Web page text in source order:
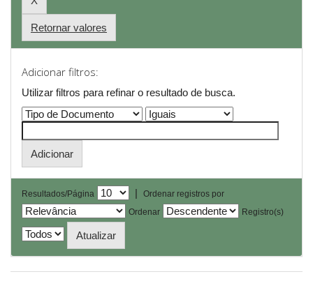
Retornar valores
Adicionar filtros:
Utilizar filtros para refinar o resultado de busca.
Resultados/Página |
Ordenar registros por
Ordenar
Registro(s)